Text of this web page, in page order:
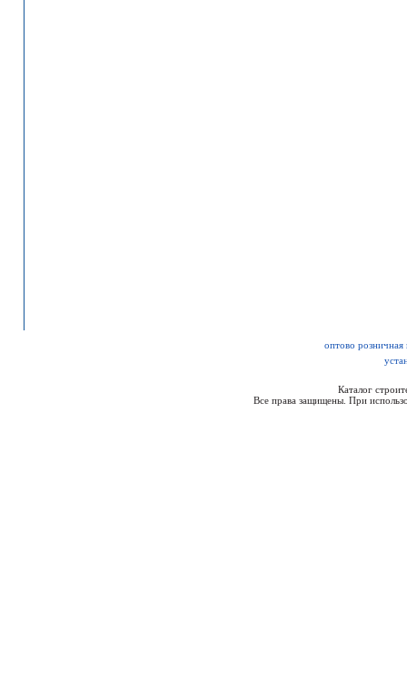
оптово
Каталог
Все права защищены. При